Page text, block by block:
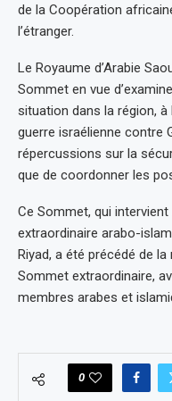
de la Coopération
l’étranger.
Le Royaume d’Arabie
Sommet en vue
situation dans la région,
guerre israélienne contre
répercussions sur la
que de coordonner les
Ce Sommet, qui
extraordinaire arabo-
Riyad, a été précédé de
Sommet extraordinaire,
membres arabes et
0